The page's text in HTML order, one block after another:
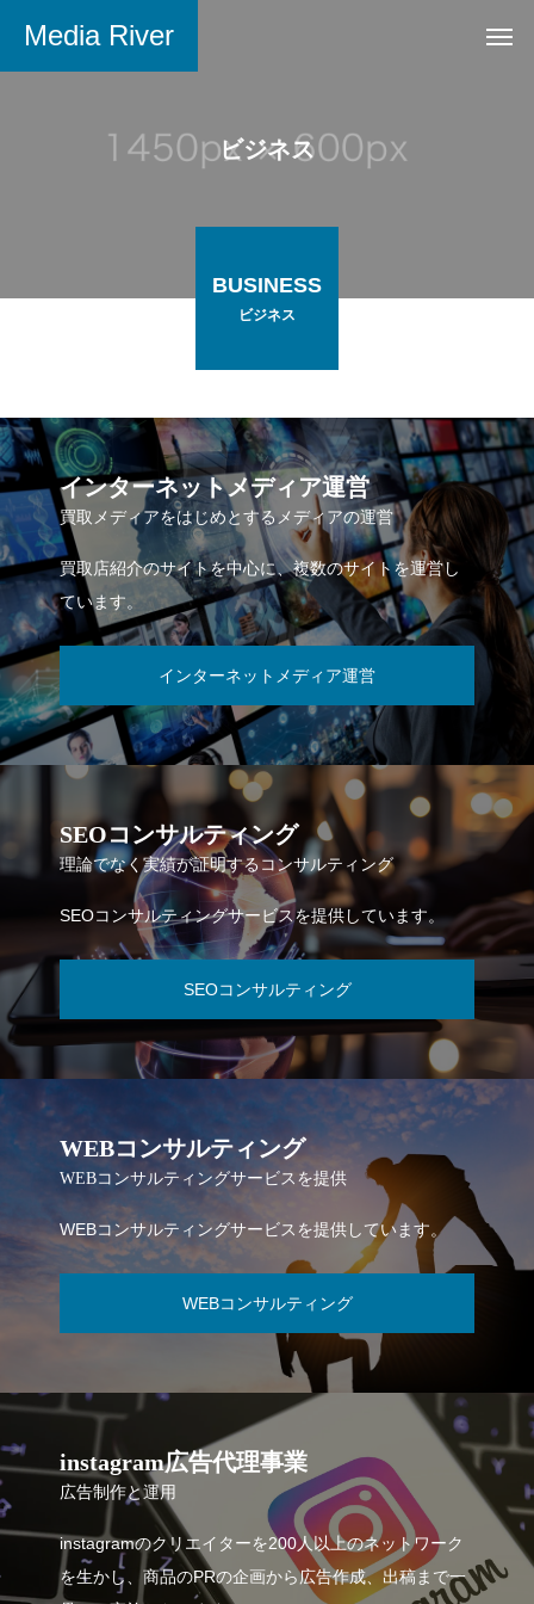
Media River
ビジネス
BUSINESS
ビジネス
インターネットメディア運営
買取メディアをはじめとするメディアの運営
買取店紹介のサイトを中心に、複数のサイトを運営し
ています。
インターネットメディア運営
SEOコンサルティング
理論でなく実績が証明するコンサルティング
SEOコンサルティングサービスを提供しています。
SEOコンサルティング
WEBコンサルティング
WEBコンサルティングサービスを提供
WEBコンサルティングサービスを提供しています。
WEBコンサルティング
instagram広告代理事業
広告制作と運用
instagramのクリエイターを200人以上のネットワーク
を生かし、商品のPRの企画から広告作成、出稿まで一